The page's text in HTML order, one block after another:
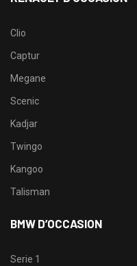
Clio
Captur
Megane
Scenic
Kadjar
Twingo
Kangoo
Talisman
BMW D’OCCASION
Serie 1